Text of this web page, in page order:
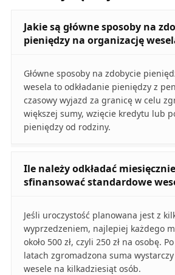
Jakie są główne sposoby na
pieniędzy na organizację
Główne sposoby na zdobycie
wesela to odkładanie pieniędzy z
czasowy wyjazd za granicę w celu
większej sumy, wzięcie kredytu lub
pieniędzy od rodziny.
Ile należy odkładać
sfinansować standardowe
Jeśli uroczystość planowana jest z
wyprzedzeniem, najlepiej każdego
około 500 zł, czyli 250 zł na osobę.
latach zgromadzona suma
wesele na kilkadziesiąt osób.